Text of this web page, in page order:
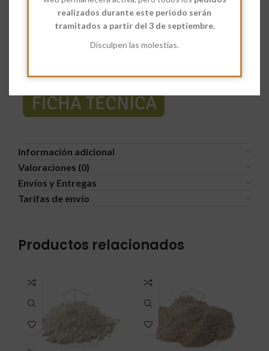
realizados durante este periodo serán
tramitados a partir del 3 de septiembre.
Disculpen las molestias.
Descripción
Información adicional
Valoraciones (0)
Envíos y Entregas
Tarífas de envío
Productos relacionados